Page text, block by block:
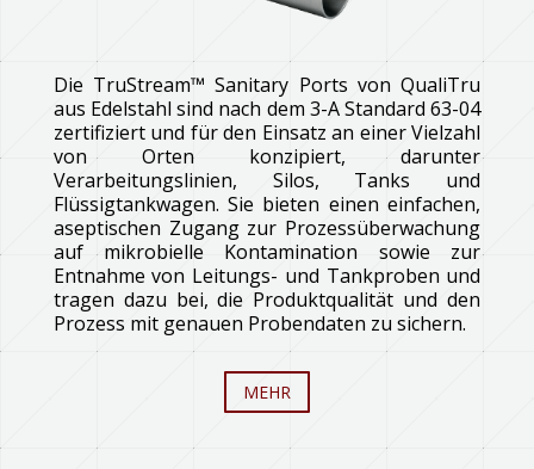
Die TruStream™ Sanitary Ports von QualiTru
aus Edelstahl sind nach dem 3-A Standard 63-04
zertifiziert und für den Einsatz an einer Vielzahl
von Orten konzipiert, darunter
Verarbeitungslinien, Silos, Tanks und
Flüssigtankwagen. Sie bieten einen einfachen,
aseptischen Zugang zur Prozessüberwachung
auf mikrobielle Kontamination sowie zur
Entnahme von Leitungs- und Tankproben und
tragen dazu bei, die Produktqualität und den
Prozess mit genauen Probendaten zu sichern.
MEHR